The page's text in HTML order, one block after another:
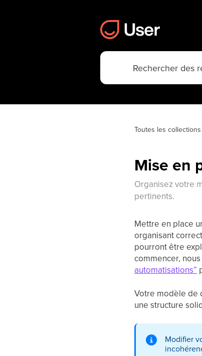
Toutes les collections
Mise en
Organisez votre
pertinents.
Mettre en place
organisant
pourront être
commencer,
automatisations”
Votre modèle de
une structure
Modifier